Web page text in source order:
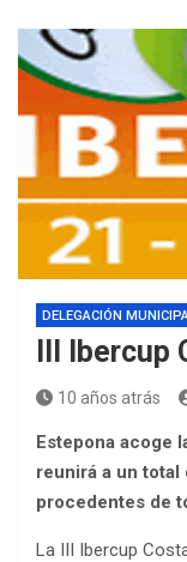
DELEGACIÓN
III Ibercup
10 años atrás
Estepona acoge
reunirá a un
procedentes de
La III Ibercup